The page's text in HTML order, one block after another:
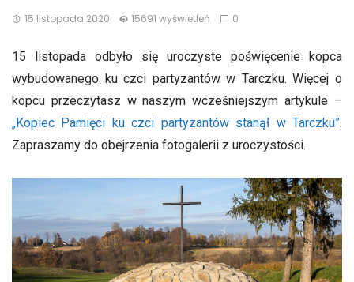
15 listopada 2020 15691 wyświetleń 0
15 listopada odbyło się uroczyste poświęcenie kopca
wybudowanego ku czci partyzantów w Tarczku. Więcej o
kopcu przeczytasz w naszym wcześniejszym artykule –
„Kopiec Pamięci ku czci partyzantów stanął w Tarczku”.
Zapraszamy do obejrzenia fotogalerii z uroczystości.